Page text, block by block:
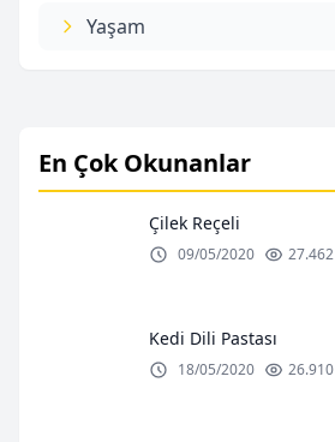
Yaşam
En Çok Okunanlar
Çilek Reçeli
09/05/2020 27.462
Kedi Dili Pastası
18/05/2020 26.910